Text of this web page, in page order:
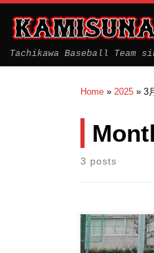
Tachikawa Baseball Team
Home » 2025 » 3
3 posts